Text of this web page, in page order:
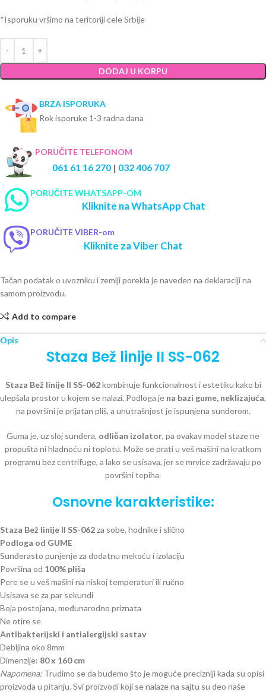
*Isporuku vršimo na teritoriji cele Srbije
DODAJ U KORPU
BRZA ISPORUKA
Rok isporuke 1-3 radna dana
PORUČITE TELEFONOM
061 61 16 270 | 032 406 707
PORUČITE WHATSAPP-OM
Kliknite na WhatsApp Chat
PORUČITE VIBER-om
Kliknite za Viber Chat
Tačan podatak o uvozniku i zemlji porekla je naveden na deklaraciji na
samom proizvodu.
Add to compare
Opis
Staza Bež linije II SS-062
Staza Bež linije II SS-062kombinuje funkcionalnost i estetiku kako bi
ulepšala prostor u kojem se nalazi. Podloga je na bazi gume, neklizajuća,
na površini je prijatan pliš, a unutrašnjost je ispunjena sunđerom.
Guma je, uz sloj sunđera, odličan izolator, pa ovakav model staze ne
propušta ni hladnoću ni toplotu. Može se prati u veš mašini na kratkom
programu bez centrifuge, a lako se usisava, jer se mrvice zadržavaju po
površini tepiha.
Osnovne karakteristike:
Staza Bež linije II SS-062za sobe, hodnike i slično
Podloga od GUME
Sunđerasto punjenje za dodatnu mekoću i izolaciju
Površina od 100% pliša
Pere se u veš mašini na niskoj temperaturi ili ručno
Usisava se za par sekundi
Boja postojana, međunarodno priznata
Ne otire se
Antibakterijski i antialergijski sastav
Debljina oko 8mm
Dimenzije: 80 x 160 cm
Napomena: Trudimo se da budemo što je moguće precizniji kada su opisi
proizvoda u pitanju. Svi proizvodi koji se nalaze na sajtu su deo naše